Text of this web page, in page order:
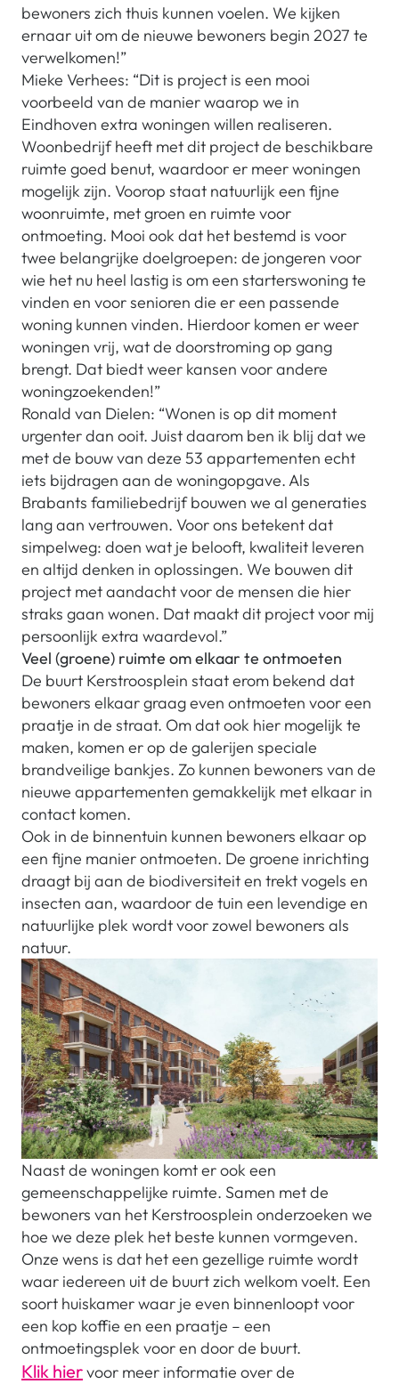
bewoners zich thuis kunnen voelen. We kijken
ernaar uit om de nieuwe bewoners begin 2027 te
verwelkomen!”
Mieke Verhees: “Dit is project is een mooi
voorbeeld van de manier waarop we in
Eindhoven extra woningen willen realiseren.
Woonbedrijf heeft met dit project de beschikbare
ruimte goed benut, waardoor er meer woningen
mogelijk zijn. Voorop staat natuurlijk een fijne
woonruimte, met groen en ruimte voor
ontmoeting. Mooi ook dat het bestemd is voor
twee belangrijke doelgroepen: de jongeren voor
wie het nu heel lastig is om een starterswoning te
vinden en voor senioren die er een passende
woning kunnen vinden. Hierdoor komen er weer
woningen vrij, wat de doorstroming op gang
brengt. Dat biedt weer kansen voor andere
woningzoekenden!”
Ronald van Dielen: “Wonen is op dit moment
urgenter dan ooit. Juist daarom ben ik blij dat we
met de bouw van deze 53 appartementen echt
iets bijdragen aan de woningopgave. Als
Brabants familiebedrijf bouwen we al generaties
lang aan vertrouwen. Voor ons betekent dat
simpelweg: doen wat je belooft, kwaliteit leveren
en altijd denken in oplossingen. We bouwen dit
project met aandacht voor de mensen die hier
straks gaan wonen. Dat maakt dit project voor mij
persoonlijk extra waardevol.”
Veel (groene) ruimte om elkaar te ontmoeten
De buurt Kerstroosplein staat erom bekend dat
bewoners elkaar graag even ontmoeten voor een
praatje in de straat. Om dat ook hier mogelijk te
maken, komen er op de galerijen speciale
brandveilige bankjes. Zo kunnen bewoners van de
nieuwe appartementen gemakkelijk met elkaar in
contact komen.
Ook in de binnentuin kunnen bewoners elkaar op
een fijne manier ontmoeten. De groene inrichting
draagt bij aan de biodiversiteit en trekt vogels en
insecten aan, waardoor de tuin een levendige en
natuurlijke plek wordt voor zowel bewoners als
natuur.
Naast de woningen komt er ook een
gemeenschappelijke ruimte. Samen met de
bewoners van het Kerstroosplein onderzoeken we
hoe we deze plek het beste kunnen vormgeven.
Onze wens is dat het een gezellige ruimte wordt
waar iedereen uit de buurt zich welkom voelt. Een
soort huiskamer waar je even binnenloopt voor
een kop koffie en een praatje – een
ontmoetingsplek voor en door de buurt.
Klik hiervoor meer informatie over de